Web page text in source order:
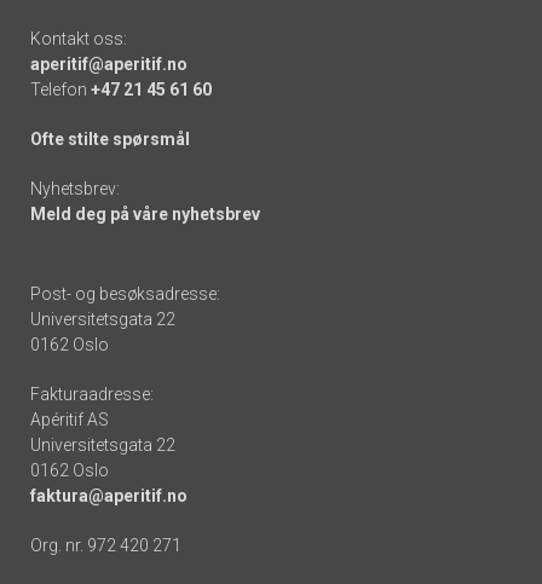
Kontakt oss:
aperitif@aperitif.no
Telefon +47 21 45 61 60
Ofte stilte spørsmål
Nyhetsbrev:
Meld deg på våre nyhetsbrev
Post- og besøksadresse:
Universitetsgata 22
0162 Oslo
Fakturaadresse:
Apéritif AS
Universitetsgata 22
0162 Oslo
faktura@aperitif.no
Org. nr. 972 420 271